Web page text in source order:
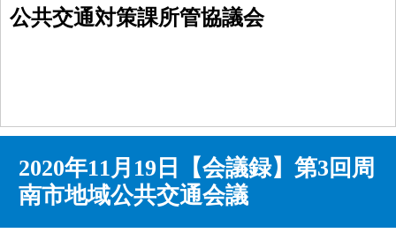
公共交通対策課所管協議会
2020年11月19日【会議録】第3回周
南市地域公共交通会議